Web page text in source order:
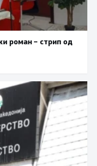
роман – стрип од